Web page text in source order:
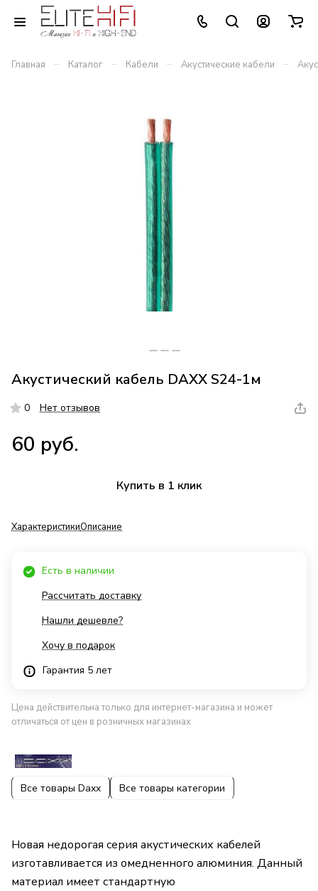
Главная – Каталог – Кабели – Акустические кабели –
Акустический кабель DAXX S24-1м
0 Нет отзывов
60 руб.
Купить в 1 клик
ХарактеристикиОписание
Есть в наличии
Рассчитать доставку
Нашли дешевле?
Хочу в подарок
Гарантия 5 лет
Цена действительна только для интернет-магазина и может
отличаться от цен в розничных магазинах
Все товары Daxx Все товары категории
Новая недорогая серия акустических кабелей
изготавливается из омедненного алюминия. Данный
материал имеет стандартную